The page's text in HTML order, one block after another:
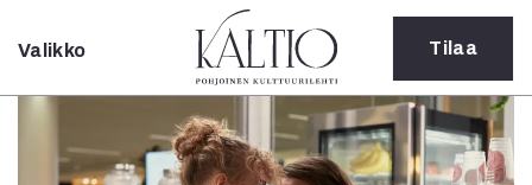
Sulje
Kategoriat
Verkkoartikkeli
Valikko Tilaa